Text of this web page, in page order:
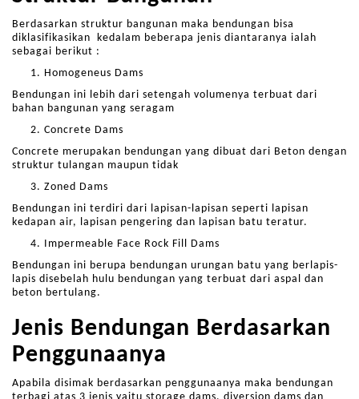
Berdasarkan struktur bangunan maka bendungan bisa
diklasifikasikan kedalam beberapa jenis diantaranya ialah
sebagai berikut :
Homogeneus Dams
Bendungan ini lebih dari setengah volumenya terbuat dari
bahan bangunan yang seragam
Concrete Dams
Concrete merupakan bendungan yang dibuat dari Beton dengan
struktur tulangan maupun tidak
Zoned Dams
Bendungan ini terdiri dari lapisan-lapisan seperti lapisan
kedapan air, lapisan pengering dan lapisan batu teratur.
Impermeable Face Rock Fill Dams
Bendungan ini berupa bendungan urungan batu yang berlapis-
lapis disebelah hulu bendungan yang terbuat dari aspal dan
beton bertulang.
Jenis Bendungan Berdasarkan
Penggunaanya
Apabila disimak berdasarkan penggunaanya maka bendungan